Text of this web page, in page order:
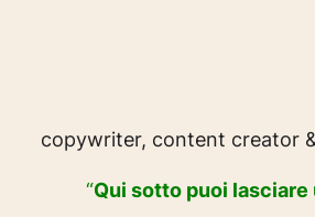
copywriter, content creator
“Qui sotto puoi